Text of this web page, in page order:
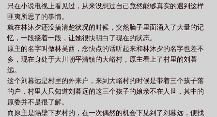
只在小说电视上看见过，从来没想过自己竟然能够真实的遇到这样
匪夷所思了的事情。
就在林沐夕还没搞清楚状况的时候，突然脑子里面涌入了大量的记
忆，一段接着一段，让她很快明白了现在的状态。
原主的名字叫做林吴西，念快点的话听起来和林沐夕的名字也差不
多，现在身处于大川朝平清镇的大峪村，原主看上了村里的刘暮
远。
这个刘暮远是村里的外来户，来到大峪村的时候是带着三个孩子落
的户，村里人只知道刘暮远的这三个孩子的娘亲不在人世，其中的
原委并不是很了解。
而原主是隔壁下罗村的，在一次偶然的机会下见到了刘暮远，便找